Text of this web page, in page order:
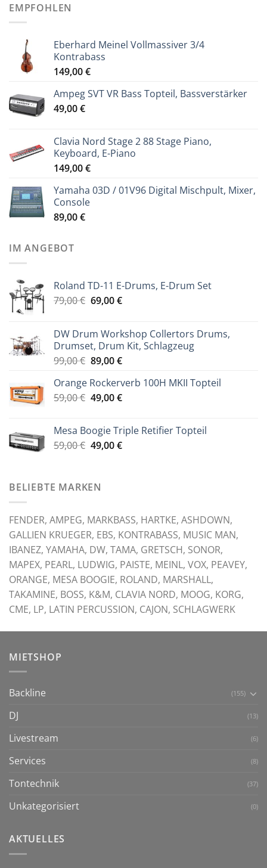
EMPFOHLEN
Eberhard Meinel Vollmassiver 3/4
Kontrabass
149,00€
Ampeg SVT VR Bass Topteil, Bassverstärker
49,00€
Clavia Nord Stage 2 88 Stage Piano,
Keyboard, E-Piano
149,00€
Yamaha 03D / 01V96 Digital Mischpult, Mixer,
Console
89,00€
IM ANGEBOT
Roland TD-11 E-Drums, E-Drum Set
79,00€ Ursprünglicher
79,00 €
69,00€Aktueller
69,00 €.
DW Drum Workshop Collertors Drums,
Drumset, Drum Kit, Schlagzeug
99,00€ Ursprünglicher
war:
99,00 €
89,00€Aktueller
ist:
89,00 €.
Orange Rockerverb 100H MKII Topteil
59,00€ Ursprünglicher
59,00 €
49,00€Aktueller
49,00 €.
Mesa Boogie Triple Retifier Topteil
59,00€ Ursprünglicher
59,00 €
49,00€Aktueller
BELIEBTE MARKEN
FENDER, AMPEG, MARKBASS, HARTKE, ASHDOWN,
GALLIEN KRUEGER, EBS, KONTRABASS, MUSIC MAN,
IBANEZ, YAMAHA, DW, TAMA, GRETSCH, SONOR,
MAPEX, PEARL, LUDWIG, PAISTE, MEINL, VOX, PEAVEY,
ORANGE, MESA BOOGIE, ROLAND, MARSHALL,
TAKAMINE, BOSS, K&M, CLAVIA NORD, MOOG, KORG,
CME, LP, LATIN PERCUSSION, CAJON, SCHLAGWERK
MIETSHOP
Backline (155)
DJ (13)
Livestream (6)
Services (8)
Tontechnik (37)
Unkategorisiert (0)
AKTUELLES